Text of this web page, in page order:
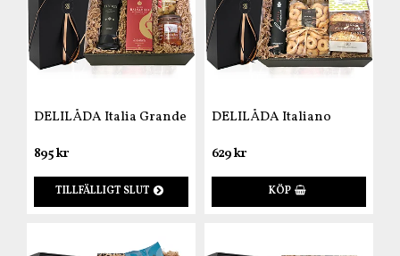
DELILÅDA Italia Grande
895 kr
TILLFÄLLIGT SLUT
DELILÅDA Italiano
629 kr
KÖP